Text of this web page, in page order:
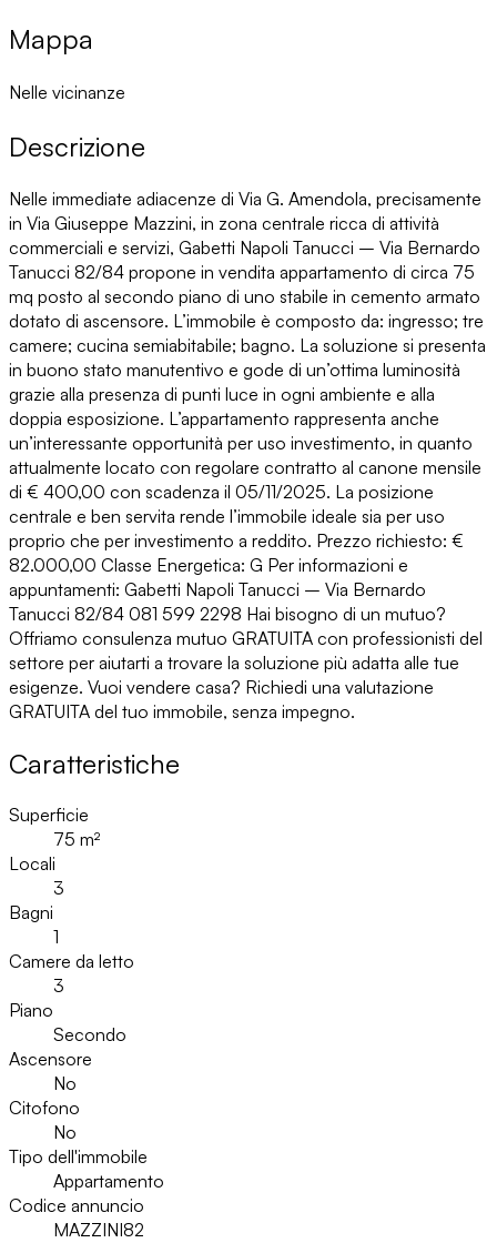
Mappa
Nelle vicinanze
Descrizione
Nelle immediate adiacenze di Via G. Amendola, precisamente
in Via Giuseppe Mazzini, in zona centrale ricca di attività
commerciali e servizi, Gabetti Napoli Tanucci – Via Bernardo
Tanucci 82/84 propone in vendita appartamento di circa 75
mq posto al secondo piano di uno stabile in cemento armato
dotato di ascensore. L’immobile è composto da: ingresso; tre
camere; cucina semiabitabile; bagno. La soluzione si presenta
in buono stato manutentivo e gode di un’ottima luminosità
grazie alla presenza di punti luce in ogni ambiente e alla
doppia esposizione. L’appartamento rappresenta anche
un’interessante opportunità per uso investimento, in quanto
attualmente locato con regolare contratto al canone mensile
di € 400,00 con scadenza il 05/11/2025. La posizione
centrale e ben servita rende l’immobile ideale sia per uso
proprio che per investimento a reddito. Prezzo richiesto: €
82.000,00 Classe Energetica: G Per informazioni e
appuntamenti: Gabetti Napoli Tanucci – Via Bernardo
Tanucci 82/84 081 599 2298 Hai bisogno di un mutuo?
Offriamo consulenza mutuo GRATUITA con professionisti del
settore per aiutarti a trovare la soluzione più adatta alle tue
esigenze. Vuoi vendere casa? Richiedi una valutazione
GRATUITA del tuo immobile, senza impegno.
Caratteristiche
Superficie
75 m²
Locali
3
Bagni
1
Camere da letto
3
Piano
Secondo
Ascensore
No
Citofono
No
Tipo dell'immobile
Appartamento
Codice annuncio
MAZZINI82